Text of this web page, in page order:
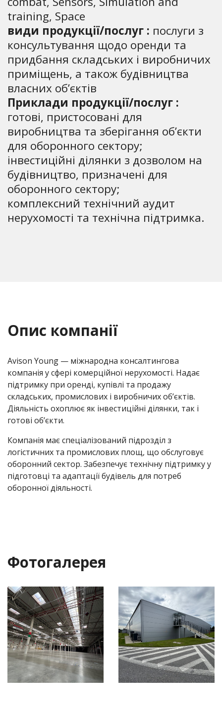
training, Space
види продукції/послуг : послуги з
консультування щодо оренди та
придбання складських і виробничих
приміщень, а також будівництва
власних об’єктів
Приклади продукції/послуг :
готові, пристосовані для
виробництва та зберігання об’єкти
для оборонного сектору;
інвестиційні ділянки з дозволом на
будівництво, призначені для
оборонного сектору;
комплексний технічний аудит
нерухомості та технічна підтримка.
Опис компанії
Avison Young — міжнародна консалтингова
компанія у сфері комерційної нерухомості. Надає
підтримку при оренді, купівлі та продажу
складських, промислових і виробничих об’єктів.
Діяльність охоплює як інвестиційні ділянки, так і
готові об’єкти.
Компанія має спеціалізований підрозділ з
логістичних та промислових площ, що обслуговує
оборонний сектор. Забезпечує технічну підтримку у
підготовці та адаптації будівель для потреб
оборонної діяльності.
Фотогалерея